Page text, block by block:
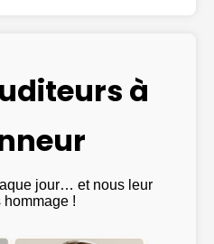
à
jour… et nous leur
hommage !